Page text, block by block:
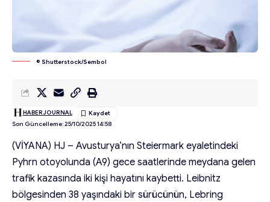
© Shutterstock/Sembol
Son Güncelleme: 25/10/2025 14:58
HABERJOURNAL
(VİYANA) HJ – Avusturya‘nın Steiermark eyaletindeki
Pyhrn otoyolunda (A9) gece saatlerinde meydana gelen
trafik kazasında iki kişi hayatını kaybetti. Leibnitz
bölgesinden 38 yaşındaki bir sürücünün, Lebring